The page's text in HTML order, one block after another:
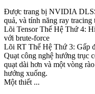
Được trang bị NVIDIA
quả, và tính năng ray tracing
Lõi Tensor Thế Hệ Thứ 4:
với brute-force
Lõi RT Thế Hệ Thứ 3: Gấp
Quạt công nghệ hướng trục
quạt dài hơn và một vòng
hướng xuống.
Một thiết ...